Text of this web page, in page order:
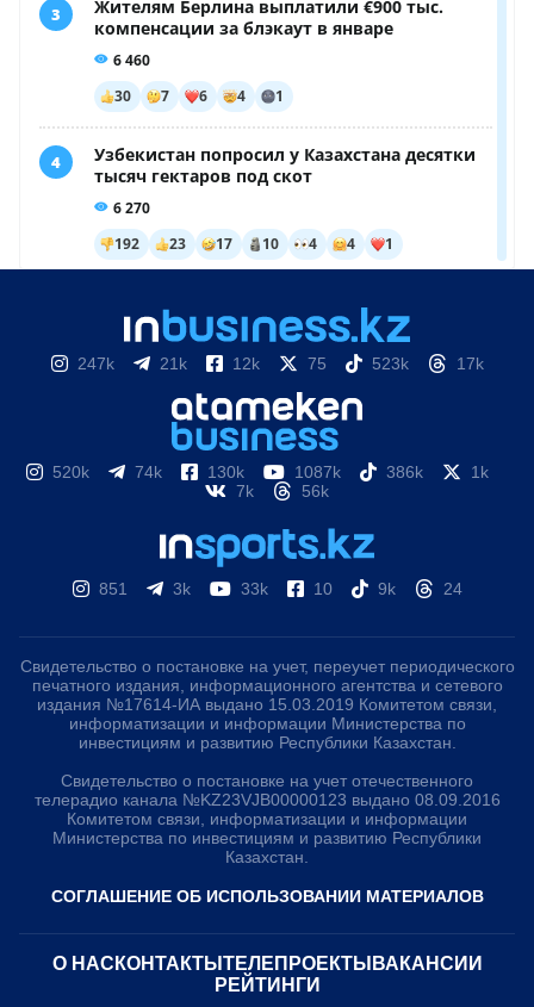
247k 21k 12k 75 523k 17k
520k 74k 130k 1087k 386k
1k
7k
56k
851 3k 33k 10 9k 24
Свидетельство о постановке на учет, переучет периодического
печатного издания, информационного агентства и сетевого
издания №17614-ИА выдано 15.03.2019 Комитетом связи,
информатизации и информации Министерства по
инвестициям и развитию Республики Казахстан.
Свидетельство о постановке на учет отечественного
телерадио канала №KZ23VJB00000123 выдано 08.09.2016
Комитетом связи, информатизации и информации
Министерства по инвестициям и развитию Республики
Казахстан.
СОГЛАШЕНИЕ ОБ ИСПОЛЬЗОВАНИИ МАТЕРИАЛОВ
О НАС КОНТАКТЫ ТЕЛЕПРОЕКТЫ ВАКАНСИИ
РЕЙТИНГИ